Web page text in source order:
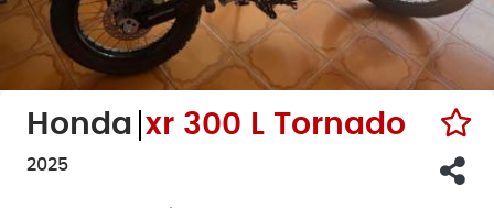
Honda xr 300 L Tornado
2025